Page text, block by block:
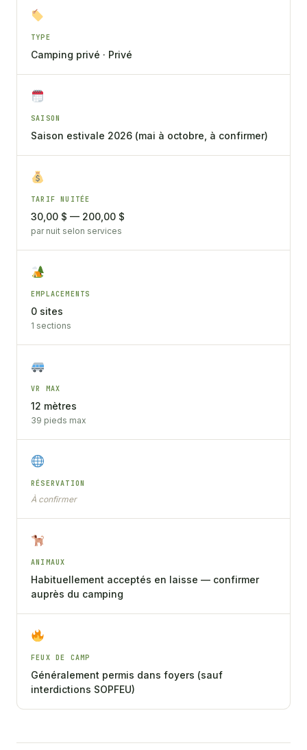
TYPE
Camping privé · Privé
SAISON
Saison estivale 2026 (mai à octobre, à confirmer)
TARIF NUITÉE
30,00 $ — 200,00 $
par nuit selon services
EMPLACEMENTS
0 sites
1 sections
VR MAX
12 mètres
39 pieds max
RÉSERVATION
À confirmer
ANIMAUX
Habituellement acceptés en laisse — confirmer
auprès du camping
FEUX DE CAMP
Généralement permis dans foyers (sauf
interdictions SOPFEU)